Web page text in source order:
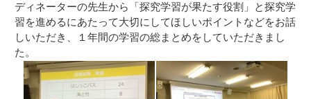
ディネーターの先生から「探究学習が果たす役割」と探究学
習を進めるにあたって大切にしてほしいポイントなどをお話
しいただき、１年間の学習の総まとめをしていただきまし
た。